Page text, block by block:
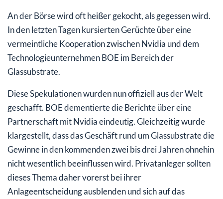
An der Börse wird oft heißer gekocht, als gegessen wird.
In den letzten Tagen kursierten Gerüchte über eine
vermeintliche Kooperation zwischen Nvidia und dem
Technologieunternehmen BOE im Bereich der
Glassubstrate.
Diese Spekulationen wurden nun offiziell aus der Welt
geschafft. BOE dementierte die Berichte über eine
Partnerschaft mit Nvidia eindeutig. Gleichzeitig wurde
klargestellt, dass das Geschäft rund um Glassubstrate die
Gewinne in den kommenden zwei bis drei Jahren ohnehin
nicht wesentlich beeinflussen wird. Privatanleger sollten
dieses Thema daher vorerst bei ihrer
Anlageentscheidung ausblenden und sich auf das